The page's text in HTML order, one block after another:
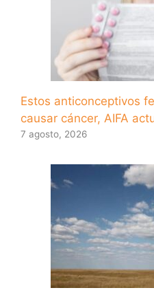
Estos anticonceptivos
causar cáncer, AIFA
7 agosto, 2026